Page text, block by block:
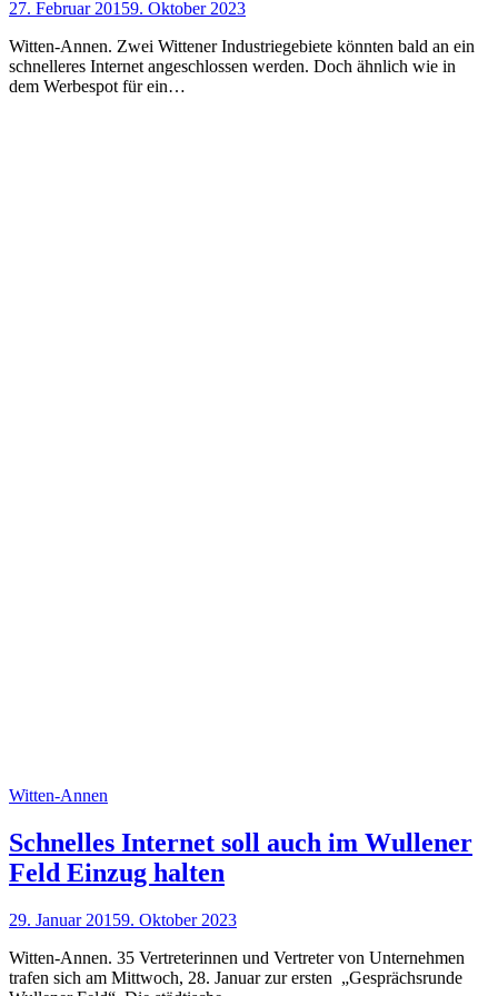
27. Februar 20159. Oktober 2023
Witten-Annen. Zwei Wittener Industriegebiete könnten bald an ein
schnelleres Internet angeschlossen werden. Doch ähnlich wie in
dem Werbespot für ein…
Witten-Annen
Schnelles Internet soll auch im Wullener
Feld Einzug halten
29. Januar 20159. Oktober 2023
Witten-Annen. 35 Vertreterinnen und Vertreter von Unternehmen
trafen sich am Mittwoch, 28. Januar zur ersten „Gesprächsrunde